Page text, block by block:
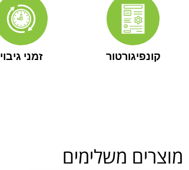
קונפיגורטור זמני גיבוי
מוצרים משלימים